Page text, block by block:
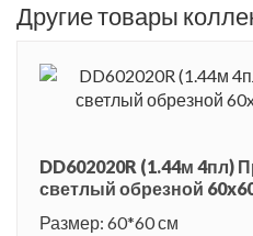
Другие товары
DD602020R (1.44м 4пл)
светлый обрезной
Размер: 60*60 см